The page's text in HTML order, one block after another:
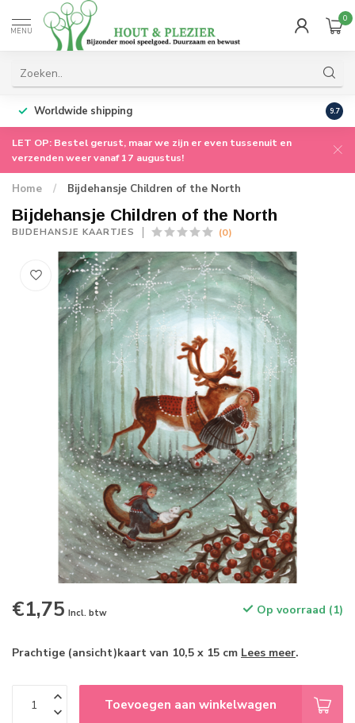
MENU
0
Worldwide shipping 9.7
LET OP: Bestel gerust, maar we zijn er even tussenuit en
verzenden weer vanaf 17 augustus!
Home / Bijdehansje Children of the North
Bijdehansje Children of the North
BIJDEHANSJE KAARTJES (0)
€1,75 Incl. btw Op voorraad (1)
Prachtige (ansicht)kaart van 10,5 x 15 cm Lees meer.
Toevoegen aan winkelwagen